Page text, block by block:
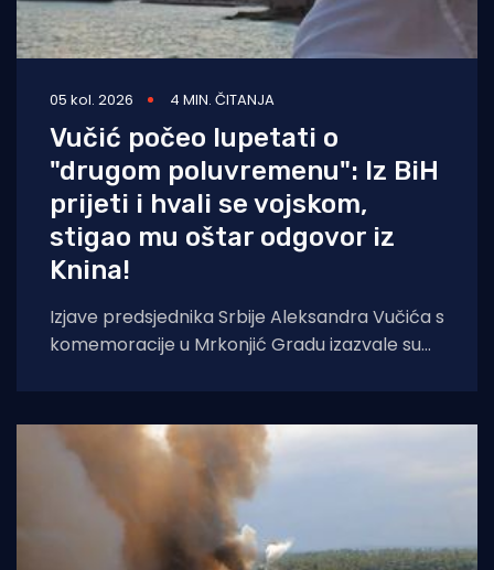
05 kol. 2026 4 MIN. ČITANJA
Vučić počeo lupetati o
"drugom poluvremenu": Iz BiH
prijeti i hvali se vojskom,
stigao mu oštar odgovor iz
Knina!
Izjave predsjednika Srbije Aleksandra Vučića s
komemoracije u Mrkonjić Gradu izazvale su